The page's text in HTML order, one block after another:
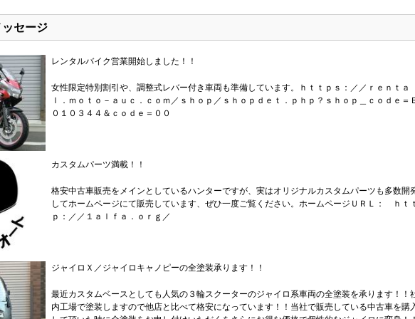
セージ
レンタルバイク営業開始しました！！
女性限定特別割引や、調整式レバー付き車両も準備しています。ｈｔｔｐｓ：／／ｒｅｎｔａ
ｌ．ｍｏｔｏ－ａｕｃ．ｃｏｍ／ｓｈｏｐ／ｓｈｏｐｄｅｔ．ｐｈｐ？ｓｈｏｐ＿ｃｏｄｅ＝
０１０３４４＆ｃｏｄｅ＝００
カスタムパーツ満載！！
格安中古車販売をメインとしているハンターですが、実はオリジナルカスタムパーツも多数開
してホームページにて販売しています、ぜひ一度ご覧ください。ホームページＵＲＬ： ｈｔｔ
ｐ：／／１ａｌｆａ．ｏｒｇ／
ジャイロＸ／ジャイロキャノピーの全塗装承ります！！
最近カスタムベースとしても人気の３輪スクーターのジャイロ系車両の全塗装を承ります！！
内工場で塗装しますので他店と比べて格安になっています！！当社で販売している中古車を購